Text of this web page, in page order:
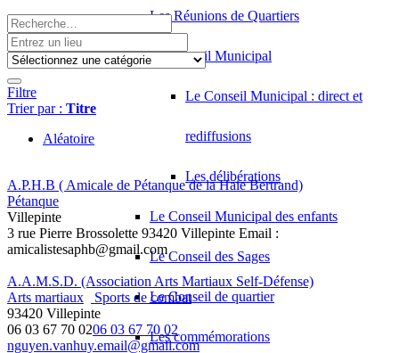
Les Réunions de Quartiers
Le Conseil Municipal
Le Conseil Municipal : direct et
rediffusions
Les délibérations
Le Conseil Municipal des enfants
Le Conseil des Sages
Le Conseil de quartier
Les commémorations
Filtre
Trier par : Titre
Aléatoire
A.P.H.B ( Amicale de Pétanque de la Haie Bertrand)
Pétanque
Villepinte
3 rue Pierre Brossolette 93420 Villepinte Email :
amicalistesaphb@gmail.com
A.A.M.S.D. (Association Arts Martiaux Self-Défense)
Arts martiaux
Sports de combat
93420 Villepinte
06 03 67 70 0206 03 67 70 02
nguyen.vanhuy.email@gmail.com